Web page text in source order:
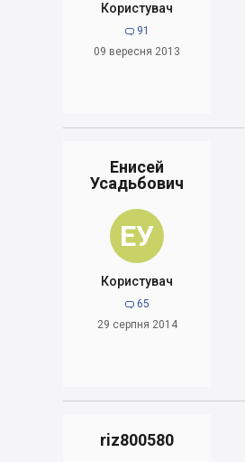
Користувач
 91
09 вересня 2013
Енисей
Усадьбович
ЕУ
Користувач
 65
29 серпня 2014
riz800580